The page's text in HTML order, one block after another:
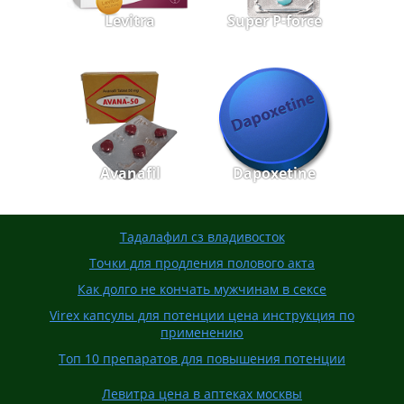
Levitra Super P-force
Avanafil Dapoxetine
Тадалафил сз владивосток
Точки для продления полового акта
Как долго не кончать мужчинам в сексе
Virex капсулы для потенции цена инструкция по
применению
Топ 10 препаратов для повышения потенции
Левитра цена в аптеках москвы